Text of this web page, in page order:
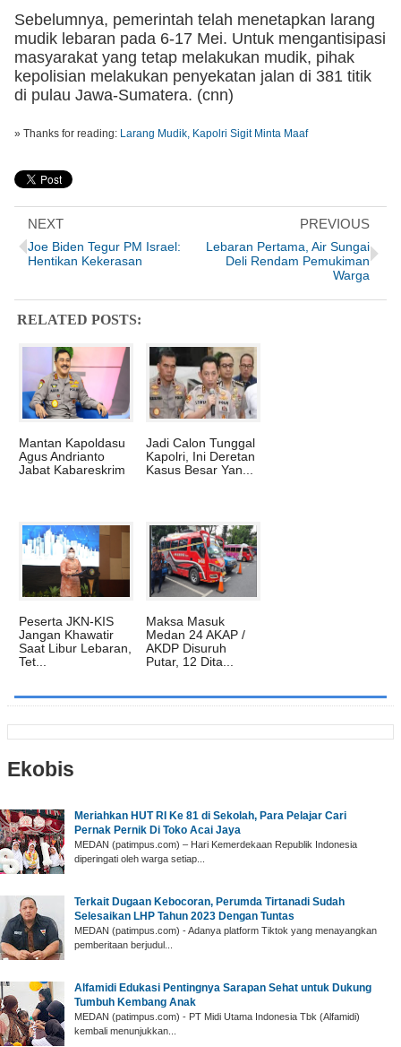
Sebelumnya, pemerintah telah menetapkan larang
mudik lebaran pada 6-17 Mei. Untuk mengantisipasi
masyarakat yang tetap melakukan mudik, pihak
kepolisian melakukan penyekatan jalan di 381 titik
di pulau Jawa-Sumatera. (cnn)
» Thanks for reading: Larang Mudik, Kapolri Sigit Minta Maaf
NEXT
Joe Biden Tegur PM Israel:
Hentikan Kekerasan
PREVIOUS
Lebaran Pertama, Air Sungai
Deli Rendam Pemukiman
Warga
RELATED POSTS:
Mantan Kapoldasu
Agus Andrianto
Jabat Kabareskrim
Jadi Calon Tunggal
Kapolri, Ini Deretan
Kasus Besar Yan...
Peserta JKN-KIS
Jangan Khawatir
Saat Libur Lebaran,
Tet...
Maksa Masuk
Medan 24 AKAP /
AKDP Disuruh
Putar, 12 Dita...
Ekobis
Meriahkan HUT RI Ke 81 di Sekolah, Para Pelajar Cari
Pernak Pernik Di Toko Acai Jaya
MEDAN (patimpus.com) – Hari Kemerdekaan Republik Indonesia
diperingati oleh warga setiap...
Terkait Dugaan Kebocoran, Perumda Tirtanadi Sudah
Selesaikan LHP Tahun 2023 Dengan Tuntas
MEDAN (patimpus.com) - Adanya platform Tiktok yang menayangkan
pemberitaan berjudul...
Alfamidi Edukasi Pentingnya Sarapan Sehat untuk Dukung
Tumbuh Kembang Anak
MEDAN (patimpus.com) - PT Midi Utama Indonesia Tbk (Alfamidi)
kembali menunjukkan...